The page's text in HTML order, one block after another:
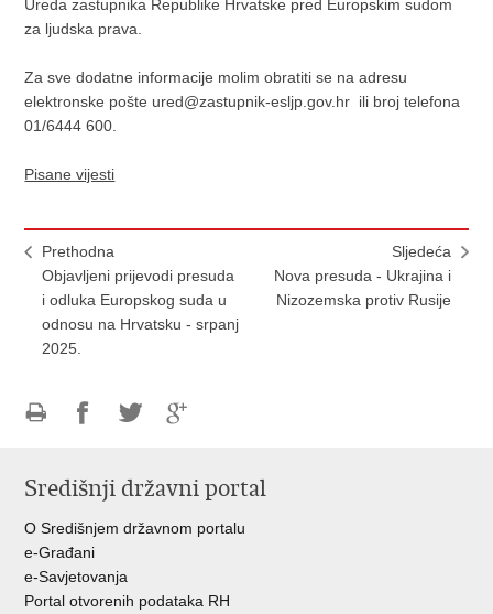
Ureda zastupnika Republike Hrvatske pred Europskim sudom
za ljudska prava.
Za sve dodatne informacije molim obratiti se na adresu
elektronske pošte ured@zastupnik-esljp.gov.hr ili broj telefona
01/6444 600.
Pisane vijesti
Prethodna
Objavljeni prijevodi presuda
i odluka Europskog suda u
odnosu na Hrvatsku - srpanj
2025.
Sljedeća
Nova presuda - Ukrajina i
Nizozemska protiv Rusije
FacebookuTwitteruGoogle
Središnji državni portal
O Središnjem državnom portalu
e-Građani
e-Savjetovanja
Portal otvorenih podataka RH